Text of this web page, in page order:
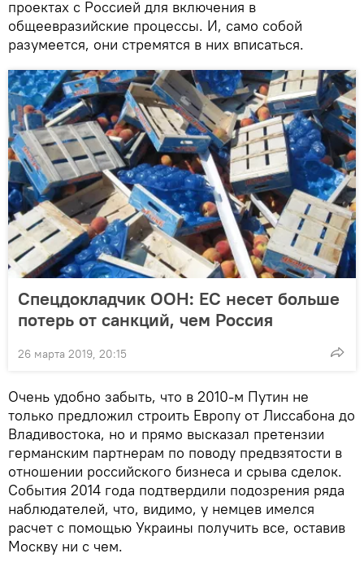
проектах с Россией для включения в
общеевразийские процессы. И, само собой
разумеется, они стремятся в них вписаться.
Спецдокладчик ООН: ЕС несет больше
потерь от санкций, чем Россия
26 марта 2019, 20:15
Очень удобно забыть, что в 2010-м Путин не
только предложил строить Европу от Лиссабона до
Владивостока, но и прямо высказал претензии
германским партнерам по поводу предвзятости в
отношении российского бизнеса и срыва сделок.
События 2014 года подтвердили подозрения ряда
наблюдателей, что, видимо, у немцев имелся
расчет с помощью Украины получить все, оставив
Москву ни с чем.